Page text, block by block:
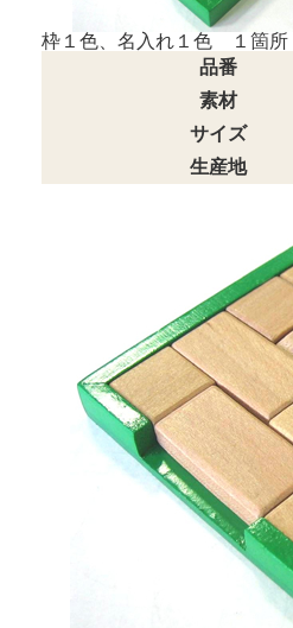
枠１色、名入れ１色 １箇所
品番
素材
サイズ
生産地